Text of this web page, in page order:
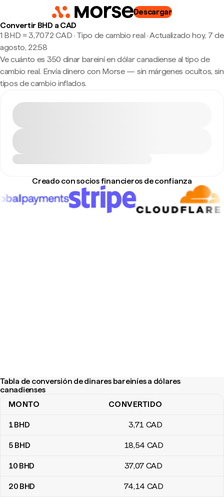
Descargar
Convertir BHD a CAD
1 BHD ≈ 3,7072 CAD · Tipo de cambio real ·Actualizado hoy, 7 de
agosto, 22:58
Ve cuánto es 350 dinar bareiní en dólar canadiense al tipo de
cambio real. Envía dinero con Morse — sin márgenes ocultos, sin
tipos de cambio inflados.
Creado con socios financieros de confianza
Tabla de conversión de dinares bareiníes a dólares
canadienses
Tabla de conversión de dinares bareiníes a dólares canadienses
MONTO CONVERTIDO
1BHD 3,71 CAD
5 BHD 18,54 CAD
10 BHD 37,07 CAD
20 BHD 74,14 CAD